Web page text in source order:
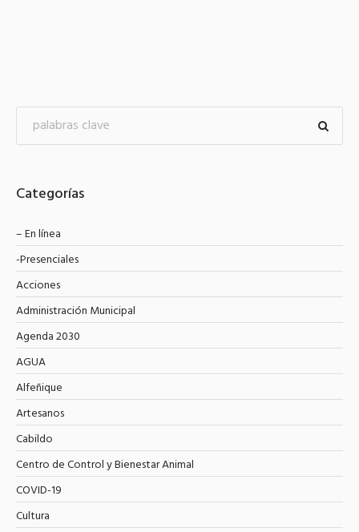
Categorías
– En línea
-Presenciales
Acciones
Administración Municipal
Agenda 2030
AGUA
Alfeñique
Artesanos
Cabildo
Centro de Control y Bienestar Animal
COVID-19
Cultura